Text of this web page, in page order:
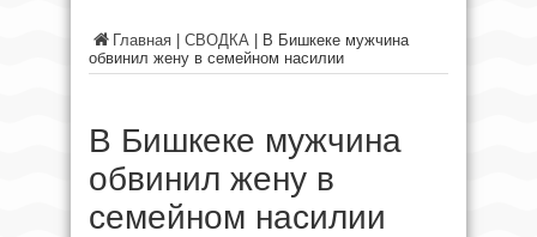
Главная СВОДКА
В Бишкеке мужчина
обвинил жену в семейном насилии
В Бишкеке мужчина
обвинил жену в
семейном насилии